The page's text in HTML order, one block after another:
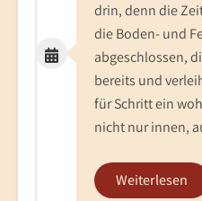
drin, denn die
die Boden- und
abgeschlossen,
bereits und
für Schritt ein
nicht nur innen,
Weiterlesen